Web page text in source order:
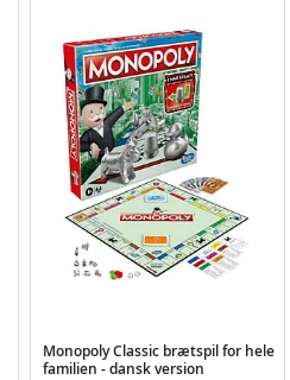
Monopoly Classic brætspil for hele
familien - dansk version